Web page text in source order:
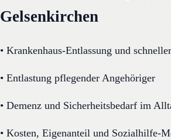
Gelsenkirchen
• Krankenhaus-Entlassung und
• Entlastung pflegender Angehöriger
• Demenz und Sicherheitsbedarf im
• Kosten, Eigenanteil und Sozialhilfe-